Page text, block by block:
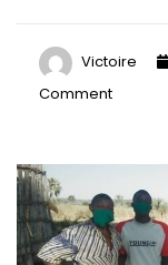
Victoire
Comment